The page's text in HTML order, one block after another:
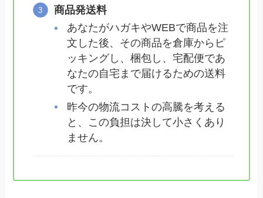
商品発送料
あなたがハガキやWEBで商品を注
文した後、その商品を倉庫からピ
ッキングし、梱包し、宅配便であ
なたの自宅まで届けるための送料
です。
昨今の物流コストの高騰を考える
と、この負担は決して小さくあり
ません。